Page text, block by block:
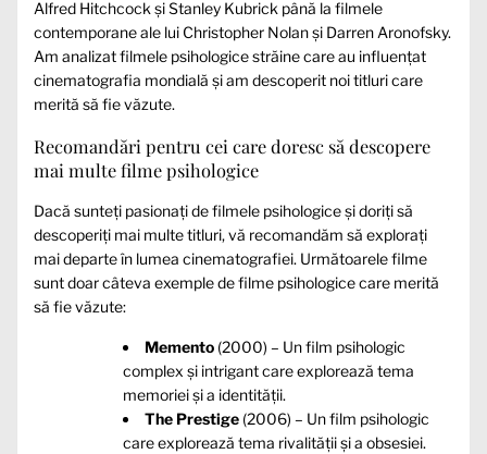
Alfred Hitchcock și Stanley Kubrick până la filmele
contemporane ale lui Christopher Nolan și Darren Aronofsky.
Am analizat filmele psihologice străine care au influențat
cinematografia mondială și am descoperit noi titluri care
merită să fie văzute.
Recomandări pentru cei care doresc să descopere
mai multe filme psihologice
Dacă sunteți pasionați de filmele psihologice și doriți să
descoperiți mai multe titluri, vă recomandăm să explorați
mai departe în lumea cinematografiei. Următoarele filme
sunt doar câteva exemple de filme psihologice care merită
să fie văzute:
Memento (2000) – Un film psihologic
complex și intrigant care explorează tema
memoriei și a identității.
The Prestige (2006) – Un film psihologic
care explorează tema rivalității și a obsesiei.